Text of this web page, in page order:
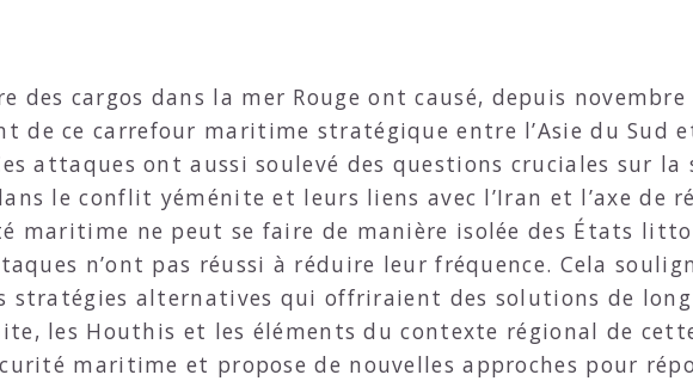
des cargos dans la mer Rouge ont causé, depuis novembre
de ce carrefour maritime stratégique entre l’Asie du Sud
attaques ont aussi soulevé des questions cruciales sur la
le conflit yéménite et leurs liens avec l’Iran et l’axe de
maritime ne peut se faire de manière isolée des États
n’ont pas réussi à réduire leur fréquence. Cela
stratégies alternatives qui offriraient des solutions de
les Houthis et les éléments du contexte régional de
maritime et propose de nouvelles approches pour